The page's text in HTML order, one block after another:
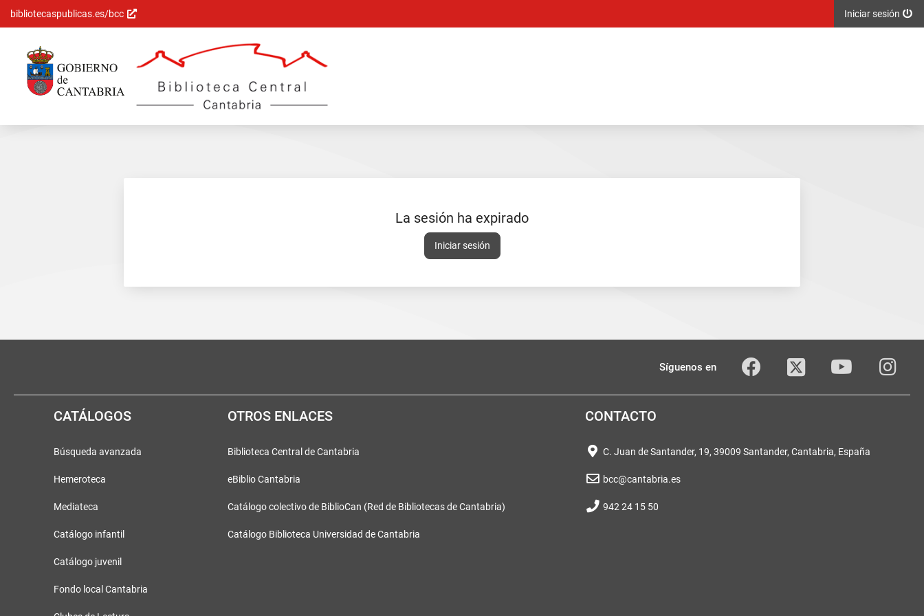
Saltar al
principal
bibliotecaspublicas.es/bcc Iniciar sesión
Sesión
expirada
La sesión ha expirado
Iniciar sesión
Síguenos en Facebook Twitter youTube
CATÁLOGOS
Búsqueda avanzada
Hemeroteca
Mediateca
Catálogo infantil
Catálogo juvenil
Fondo local Cantabria
OTROS ENLACES
Biblioteca Central de Cantabria
eBiblio Cantabria
Catálogo colectivo de BiblioCan (Red de Bibliotecas de Cantabria)
Catálogo Biblioteca Universidad de Cantabria
CONTACTO
C. Juan de Santander, 19, 39009 Santander, Cantabria, España
bcc@cantabria.es
942 24 15 50